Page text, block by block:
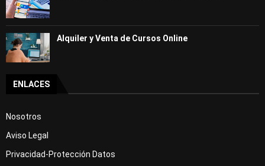
Alquiler y Venta de Cursos Online
ENLACES
Nosotros
Aviso Legal
Privacidad-Protección Datos